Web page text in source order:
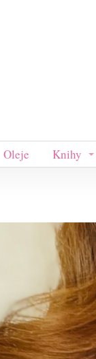
Oleje Knihy